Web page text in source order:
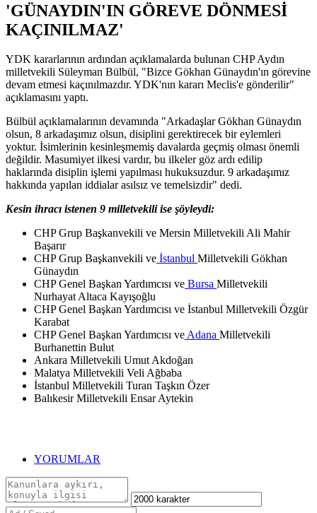
'GÜNAYDIN'IN GÖREVE DÖNMESİ
KAÇINILMAZ'
YDK kararlarının ardından açıklamalarda bulunan CHP Aydın
milletvekili Süleyman Bülbül, "Bizce Gökhan Günaydın'ın görevine
devam etmesi kaçınılmazdır. YDK'nın kararı Meclis'e gönderilir"
açıklamasını yaptı.
Bülbül açıklamalarının devamında "Arkadaşlar Gökhan Günaydın
olsun, 8 arkadaşımız olsun, disiplini gerektirecek bir eylemleri
yoktur. İsimlerinin kesinleşmemiş davalarda geçmiş olması önemli
değildir. Masumiyet ilkesi vardır, bu ilkeler göz ardı edilip
haklarında disiplin işlemi yapılması hukuksuzdur. 9 arkadaşımız
hakkında yapılan iddialar asılsız ve temelsizdir" dedi.
Kesin ihracı istenen 9 milletvekili ise şöyleydi:
CHP Grup Başkanvekili ve Mersin Milletvekili Ali Mahir
Başarır
CHP Grup Başkanvekili ve İstanbul Milletvekili Gökhan
Günaydın
CHP Genel Başkan Yardımcısı ve Bursa Milletvekili
Nurhayat Altaca Kayışoğlu
CHP Genel Başkan Yardımcısı ve İstanbul Milletvekili Özgür
Karabat
CHP Genel Başkan Yardımcısı veAdana Milletvekili
Burhanettin Bulut
Ankara Milletvekili Umut Akdoğan
Malatya Milletvekili Veli Ağbaba
İstanbul Milletvekili Turan Taşkın Özer
Balıkesir Milletvekili Ensar Aytekin
YORUMLAR